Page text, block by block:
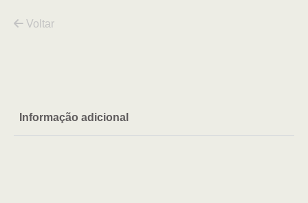
Voltar
Informação adicional